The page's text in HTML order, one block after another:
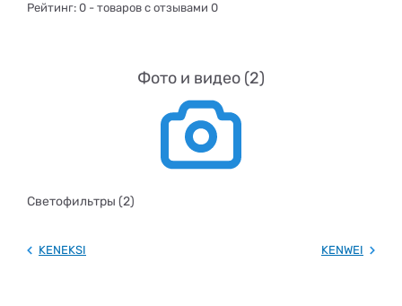
Рейтинг: 0 - товаров с отзывами 0
Фото и видео (2)
Светофильтры (2)
KENEKSI KENWEI